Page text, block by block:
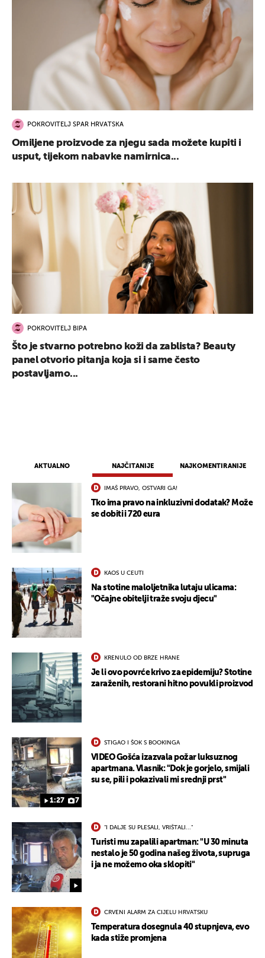
AKTUALNO NAJČITANIJE NAJKOMENTIRANIJE
IMAŠ PRAVO, OSTVARI GA!
Tko ima pravo na inkluzivni dodatak? Može
se dobiti i 720 eura
KAOS U CEUTI
Na stotine maloljetnika lutaju ulicama:
"Očajne obitelji traže svoju djecu"
KRENULO OD BRZE HRANE
Je li ovo povrće krivo za epidemiju? Stotine
zaraženih, restorani hitno povukli proizvod
1:27 7
STIGAO I ŠOK S BOOKINGA
VIDEO Gošća izazvala požar luksuznog
apartmana. Vlasnik: "Dok je gorjelo, smijali
su se, pili i pokazivali mi srednji prst"
"I DALJE SU PLESALI, VRIŠTALI..."
Turisti mu zapalili apartman: "U 30 minuta
nestalo je 50 godina našeg života, supruga
i ja ne možemo oka sklopiti"
CRVENI ALARM ZA CIJELU HRVATSKU
Temperatura dosegnula 40 stupnjeva, evo
kada stiže promjena
POKROVITELJ SPAR HRVATSKA
Omiljene proizvode za njegu sada možete kupiti i
usput, tijekom nabavke namirnica...
POKROVITELJ BIPA
Što je stvarno potrebno koži da zablista? Beauty
panel otvorio pitanja koja si i same često
postavljamo...